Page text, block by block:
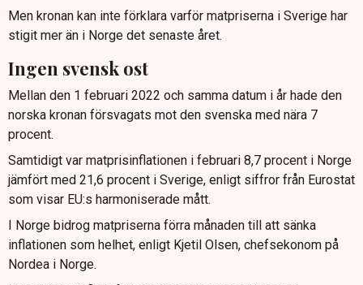
Men kronan kan inte förklara varför matpriserna i Sverige har
stigit mer än i Norge det senaste året.
Ingen svensk ost
Mellan den 1 februari 2022 och samma datum i år hade den
norska kronan försvagats mot den svenska med nära 7
procent.
Samtidigt var matprisinflationen i februari 8,7 procent i Norge
jämfört med 21,6 procent i Sverige, enligt siffror från Eurostat
som visar EU:s harmoniserade mått.
I Norge bidrog matpriserna förra månaden till att sänka
inflationen som helhet, enligt Kjetil Olsen, chefsekonom på
Nordea i Norge.